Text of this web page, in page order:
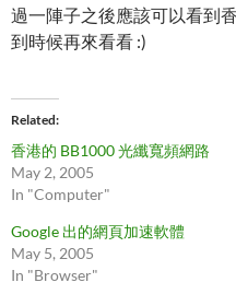
過一陣子之後應該可以看到
到時候再來看看 :)
Related
香港的 BB1000 光纖寬頻網路
May 2, 2005
In "Computer"
Google 出的網頁加速軟體
May 5, 2005
In "Browser"